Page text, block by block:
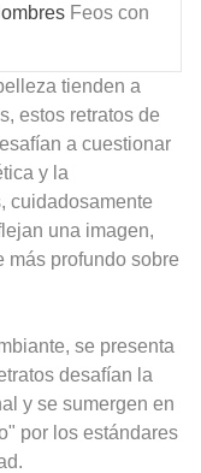
Feos con
tienden a
estos retratos de
a cuestionar
y la
cuidadosamente
una imagen,
más profundo sobre
se presenta
desafían la
y se sumergen en
por los estándares